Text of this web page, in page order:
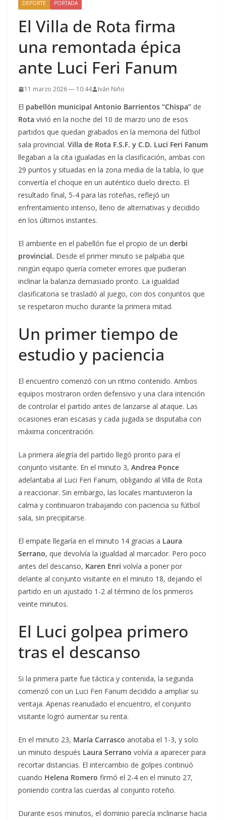
DEPORTE PORTADA
El Villa de Rota firma
una remontada épica
ante Luci Feri Fanum
11 marzo 2026 — 10:44 Iván Niño
El pabellón municipal Antonio Barrientos “Chispa” de
Rota vivió en la noche del 10 de marzo uno de esos
partidos que quedan grabados en la memoria del fútbol
sala provincial. Villa de Rota F.S.F. y C.D. Luci Feri Fanum
llegaban a la cita igualadas en la clasificación, ambas con
29 puntos y situadas en la zona media de la tabla, lo que
convertía el choque en un auténtico duelo directo. El
resultado final, 5-4 para las roteñas, reflejó un
enfrentamiento intenso, lleno de alternativas y decidido
en los últimos instantes.
El ambiente en el pabellón fue el propio de un derbi
provincial. Desde el primer minuto se palpaba que
ningún equipo quería cometer errores que pudieran
inclinar la balanza demasiado pronto. La igualdad
clasificatoria se trasladó al juego, con dos conjuntos que
se respetaron mucho durante la primera mitad.
Un primer tiempo de
estudio y paciencia
El encuentro comenzó con un ritmo contenido. Ambos
equipos mostraron orden defensivo y una clara intención
de controlar el partido antes de lanzarse al ataque. Las
ocasiones eran escasas y cada jugada se disputaba con
máxima concentración.
La primera alegría del partido llegó pronto para el
conjunto visitante. En el minuto 3, Andrea Ponce
adelantaba al Luci Feri Fanum, obligando al Villa de Rota
a reaccionar. Sin embargo, las locales mantuvieron la
calma y continuaron trabajando con paciencia su fútbol
sala, sin precipitarse.
El empate llegaría en el minuto 14 gracias a Laura
Serrano, que devolvía la igualdad al marcador. Pero poco
antes del descanso, Karen Enri volvía a poner por
delante al conjunto visitante en el minuto 18, dejando el
partido en un ajustado 1-2 al término de los primeros
veinte minutos.
El Luci golpea primero
tras el descanso
Si la primera parte fue táctica y contenida, la segunda
comenzó con un Luci Feri Fanum decidido a ampliar su
ventaja. Apenas reanudado el encuentro, el conjunto
visitante logró aumentar su renta.
En el minuto 23, María Carrasco anotaba el 1-3, y solo
un minuto después Laura Serrano volvía a aparecer para
recortar distancias. El intercambio de golpes continuó
cuando Helena Romero firmó el 2-4 en el minuto 27,
poniendo contra las cuerdas al conjunto roteño.
Durante esos minutos, el dominio parecía inclinarse hacia